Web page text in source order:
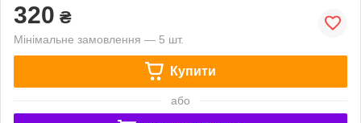
320 ₴
Мінімальне замовлення — 5 шт.
Купити
або